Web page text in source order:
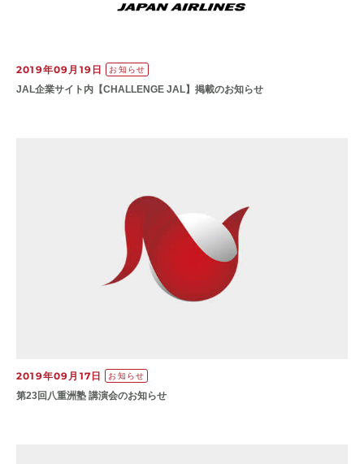
2019年09月19日 お知らせ
JAL企業サイト内【CHALLENGE JAL】掲載のお知らせ
2019年09月17日 お知らせ
第23回八重洲塾 講演会のお知らせ